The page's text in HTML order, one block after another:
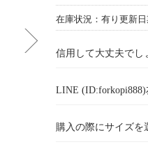
在庫状況：有り 更新日
信用して大丈夫でし
LINE (ID:forkopi888)
購入の際にサイズを